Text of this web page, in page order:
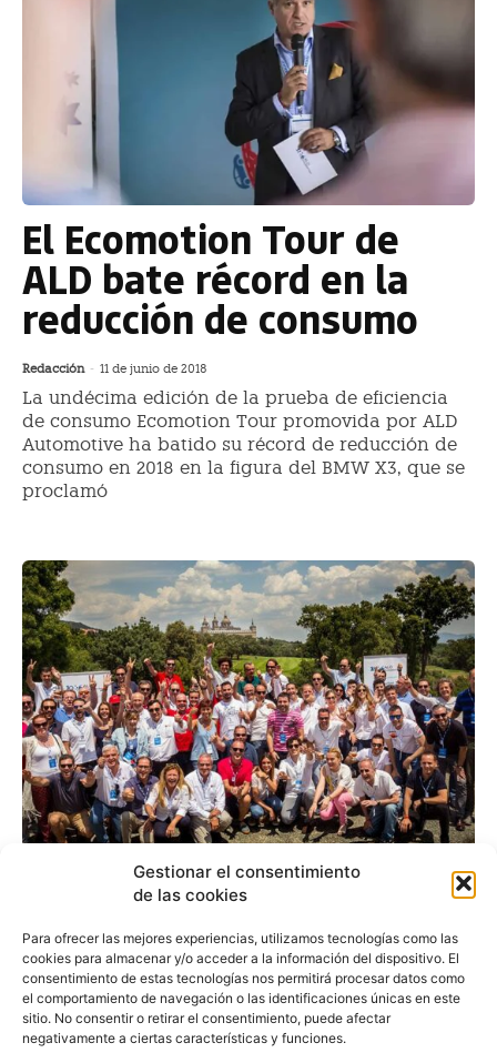
Gestionar el consentimiento
de las cookies
Para ofrecer las mejores experiencias, utilizamos tecnologías como las
cookies para almacenar y/o acceder a la información del dispositivo. El
consentimiento de estas tecnologías nos permitirá procesar datos como
el comportamiento de navegación o las identificaciones únicas en este
sitio. No consentir o retirar el consentimiento, puede afectar
negativamente a ciertas características y funciones.
El Ecomotion Tour de
ALD bate récord en la
reducción de consumo
Redacción - 11 de junio de 2018
La undécima edición de la prueba de eficiencia
de consumo Ecomotion Tour promovida por ALD
Automotive ha batido su récord de reducción de
consumo en 2018 en la figura del BMW X3, que se
proclamó
ALD Impulsa la undécima
edición del Ecomotion
Tour
Redacción - 23 de mayo de 2018